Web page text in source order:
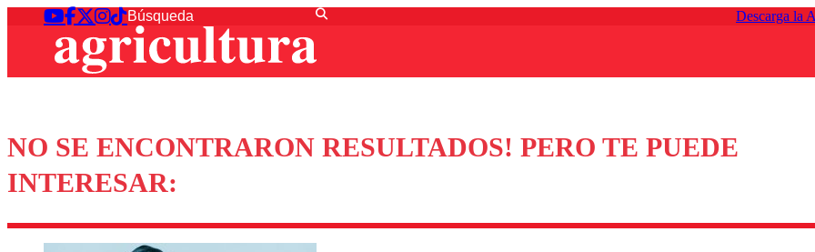
Descarga la
NO SE ENCONTRARON RESULTADOS! PERO TE PUEDE
INTERESAR: